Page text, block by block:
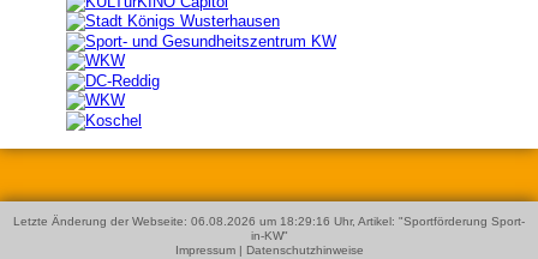
Letzte Änderung der Webseite: 06.08.2026 um 18:29:16 Uhr, Artikel: "Sportförderung Sport-
in-KW"
Impressum| Datenschutzhinweise